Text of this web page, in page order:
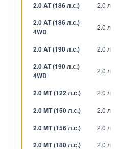
2.0 AT (186 л.с.) 2.0 л
2.0 AT (186 л.с.)
4WD
2.0 л
2.0 AT (190 л.с.) 2.0 л
2.0 AT (190 л.с.)
4WD
2.0 л
2.0 MT (122 л.с.) 2.0 л
2.0 MT (150 л.с.) 2.0 л
2.0 MT (156 л.с.) 2.0 л
2.0 MT (180 л.с.) 2.0 л